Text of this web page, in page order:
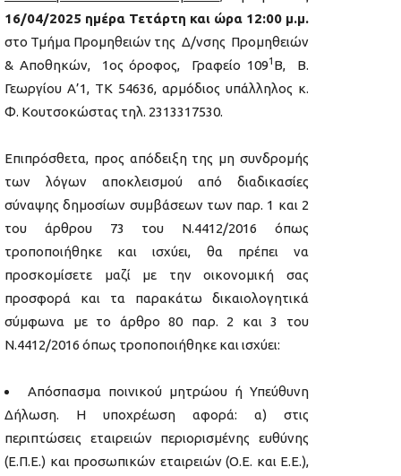
16/04/2025 ημέρα Τετάρτη και ώρα 12:00 μ.μ.
στο Τμήμα Προμηθειών της Δ/νσης Προμηθειών
& Αποθηκών, 1ος όροφος, Γραφείο 1091 Β, Β.
Γεωργίου Α’1, ΤΚ 54636, αρμόδιος υπάλληλος κ.
Φ. Κουτσοκώστας τηλ. 2313317530.
Επιπρόσθετα, προς απόδειξη της μη συνδρομής
των λόγων αποκλεισμού από διαδικασίες
σύναψης δημοσίων συμβάσεων των παρ. 1 και 2
του άρθρου 73 του Ν.4412/2016 όπως
τροποποιήθηκε και ισχύει, θα πρέπει να
προσκομίσετε μαζί με την οικονομική σας
προσφορά και τα παρακάτω δικαιολογητικά
σύμφωνα με το άρθρο 80 παρ. 2 και 3 του
Ν.4412/2016 όπως τροποποιήθηκε και ισχύει:
Απόσπασμα ποινικού μητρώου ή Υπεύθυνη
Δήλωση. Η υποχρέωση αφορά: α) στις
περιπτώσεις εταιρειών περιορισμένης ευθύνης
(Ε.Π.Ε.) και προσωπικών εταιρειών (Ο.Ε. και Ε.Ε.),